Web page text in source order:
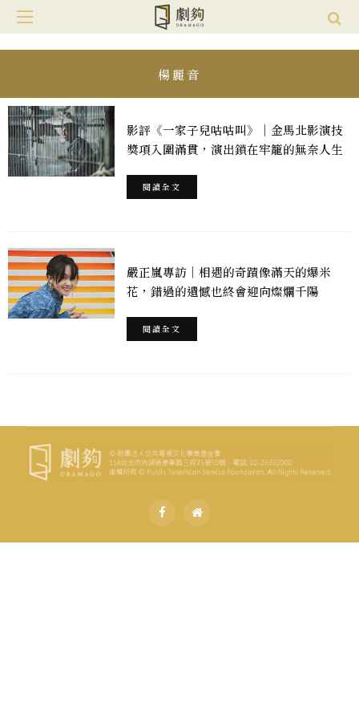
楊麗音
影評《一家子兒咕咕叫》｜金馬北影演技
獎項入圍滿貫，演出鎖在牢籠的無奈人生
閱讀全文
嚴正嵐專訪｜相遇的奇蹟像滿天的爆米
花，錯過的遺憾也終會迎向燦爛千陽
閱讀全文